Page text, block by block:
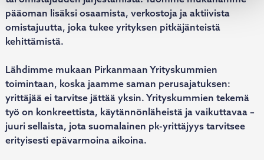
pääoman lisäksi osaamista, verkostoja ja aktiivista
omistajuutta, joka tukee yrityksen pitkäjänteistä
kehittämistä.
Lähdimme mukaan Pirkanmaan Yrityskummien
toimintaan, koska jaamme saman perusajatuksen:
yrittäjää ei tarvitse jättää yksin. Yrityskummien tekemä
työ on konkreettista, käytännönläheistä ja vaikuttavaa –
juuri sellaista, jota suomalainen pk-yrittäjyys tarvitsee
erityisesti epävarmoina aikoina.